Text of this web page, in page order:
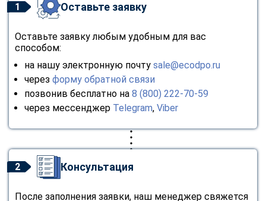
1 Оставьте заявку
Оставьте заявку любым удобным для вас
способом:
на нашу электронную почту sale@ecodpo.ru
через форму обратной связи
позвонив бесплатно на 8 (800) 222-70-59
через мессенджер Telegram, Viber
2 Консультация
После заполнения заявки, наш менеджер свяжется